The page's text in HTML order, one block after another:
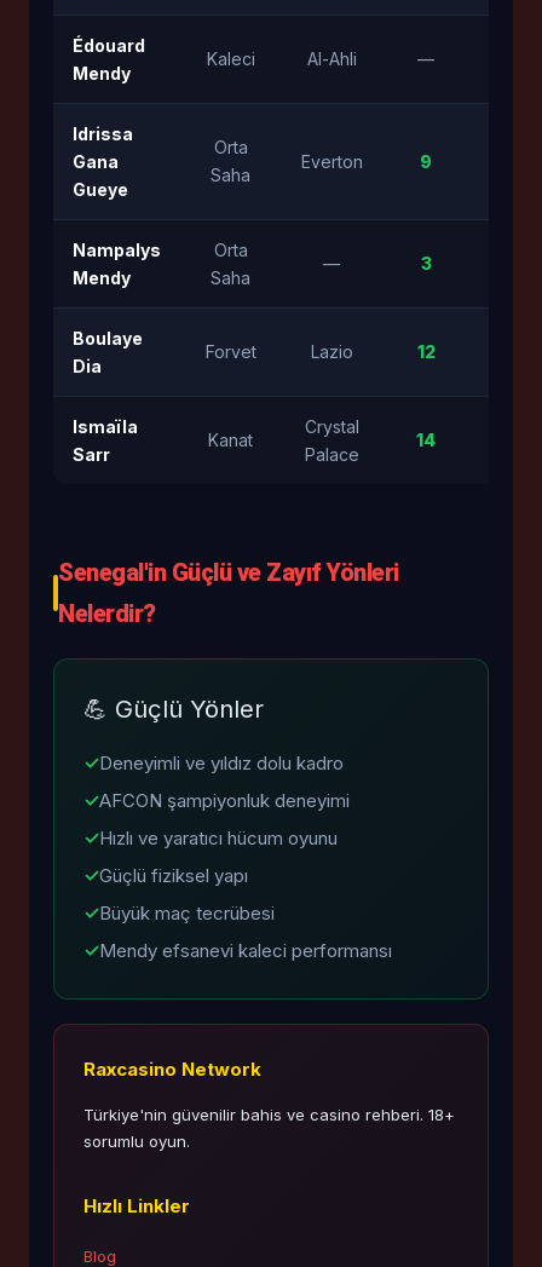
Édouard
Mendy
Kaleci Al-Ahli —
Idrissa
Gana
Gueye
Orta
Saha
Everton 9
Nampalys
Mendy
Orta
Saha
— 3
Boulaye
Dia
Forvet Lazio 12
Ismaïla
Sarr
Kanat
Crystal
Palace
14
Senegal'in Güçlü ve Zayıf Yönleri
Nelerdir?
💪 Güçlü Yönler
✓Deneyimli ve yıldız dolu kadro
✓AFCON şampiyonluk deneyimi
✓Hızlı ve yaratıcı hücum oyunu
✓Güçlü fiziksel yapı
✓Büyük maç tecrübesi
✓Mendy efsanevi kaleci performansı
Raxcasino Network
Türkiye'nin güvenilir bahis ve casino rehberi. 18+
sorumlu oyun.
Hızlı Linkler
Blog